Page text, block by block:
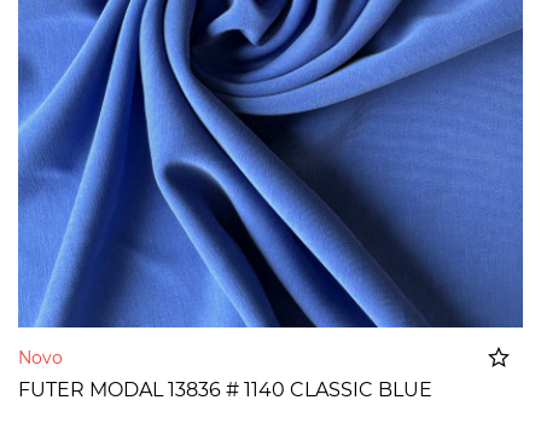
Novo
FUTER MODAL 13836 # 1140 CLASSIC BLUE